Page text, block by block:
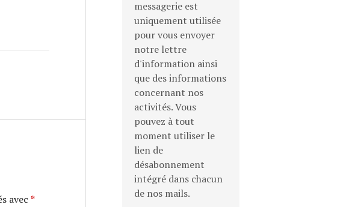
avec *
messagerie est
uniquement utilisée
pour vous envoyer
notre lettre
d'information ainsi
que des informations
concernant nos
activités. Vous
pouvez à tout
moment utiliser le
lien de
désabonnement
intégré dans chacun
de nos mails.